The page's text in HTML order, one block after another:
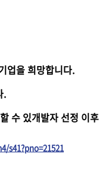
업을 희망합니다.
.
수 있개발자 선정 이후
s41?pno=21521